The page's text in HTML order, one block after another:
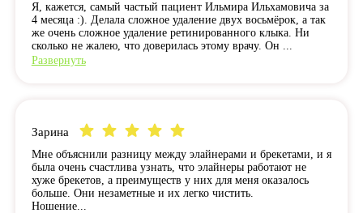
Я, кажется, самый частый пациент Ильмира Ильхамовича за
4 месяца :). Делала сложное удаление двух восьмёрок, а так
же очень сложное удаление ретинированного клыка. Ни
сколько не жалею, что доверилась этому врачу. Он ...
Развернуть
Зарина
Мне объяснили разницу между элайнерами и брекетами, и я
была очень счастлива узнать, что элайнеры работают не
хуже брекетов, а преимуществ у них для меня оказалось
больше. Они незаметные и их легко чистить.
Ношение...